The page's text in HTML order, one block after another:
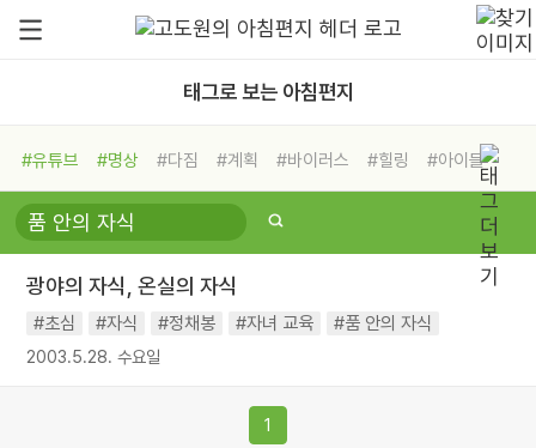
태그로 보는 아침편지
#유튜브 #명상 #다짐 #계획 #바이러스 #힐링
#아이들
#비전캠프
#독서캠프 #삶
#희망
#나눔 #친구 #링컨학교
#독서
#건강 #면역력
광야의 자식, 온실의 자식
#초심 #자식 #정채봉 #자녀 교육 #품 안의 자식
2003.5.28. 수요일
1